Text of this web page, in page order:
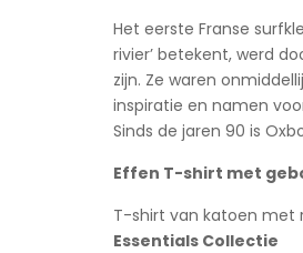
Het eerste Franse
rivier’ betekent, werd
zijn. Ze waren
inspiratie en namen
Sinds de jaren 90 is
Effen T-shirt met
T-shirt van katoen met
Essentials Collectie